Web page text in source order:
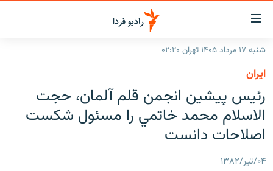
لینک‌های
قابلیت
دسترسی
بازگشت
منوی
اصلی
رفتن
صفحه
جهان
رادیو
شنبه ۱۷ مرداد ۱۴۰۵ تهران ۰۲:۲۰
ايران
رئيس پيشين انجمن قلم آلمان، حجت
الاسلام محمد خاتمي را مسئول شکست
اصلاحات دانست
۰۴/تیر/۱۳۸۲